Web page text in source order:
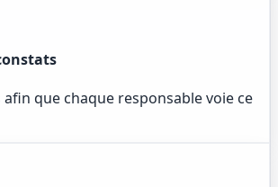
afin que chaque responsable voie ce